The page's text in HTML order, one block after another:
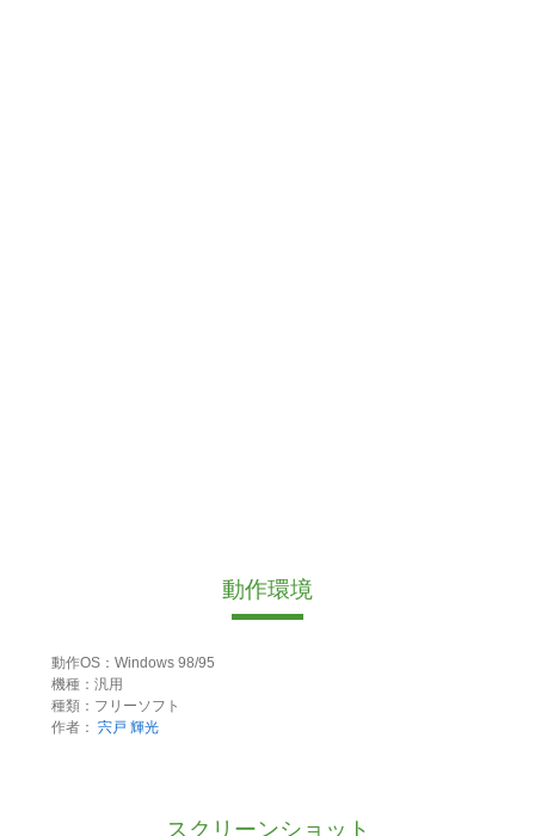
動作環境
動作OS：Windows 98/95
機種：汎用
種類：フリーソフト
作者： 宍戸 輝光
スクリーンショット